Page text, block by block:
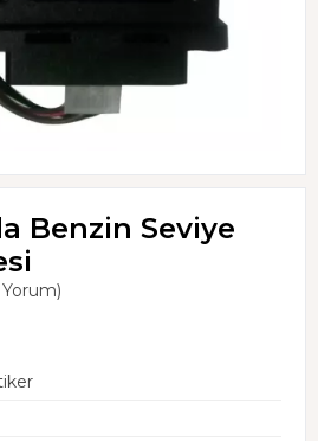
Benzin Seviye